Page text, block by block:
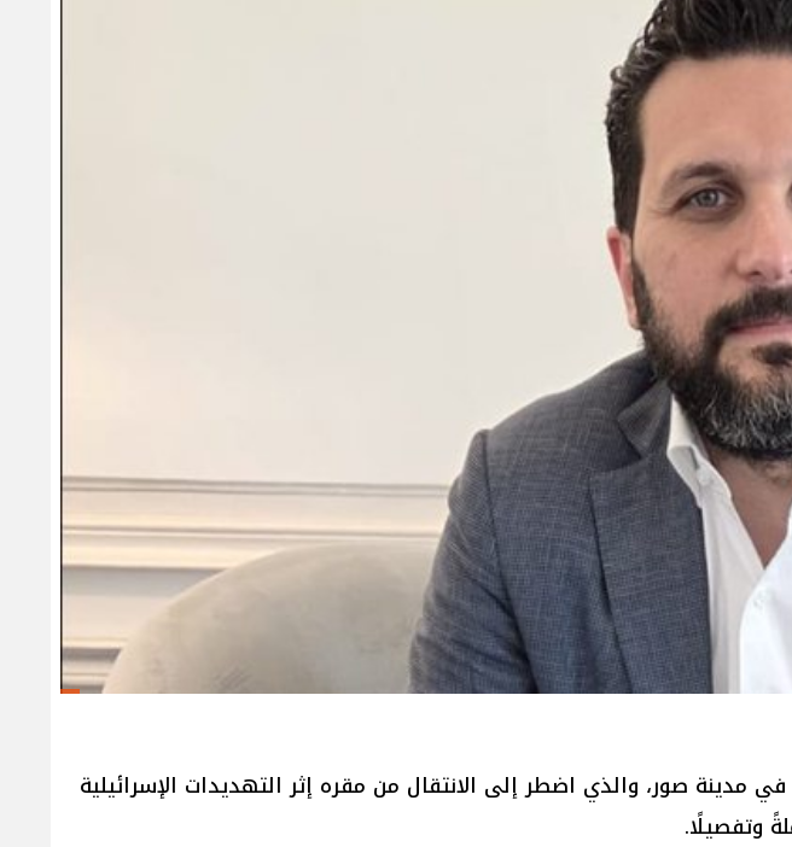
صور، والذي اضطر إلى الانتقال من مقره إثر التهديدات الإسرائيلية
وتفصيلًا.